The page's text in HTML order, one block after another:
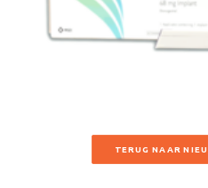
TERUG NAAR